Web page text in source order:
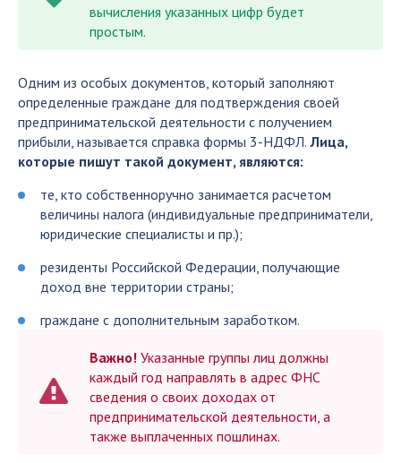
вычисления указанных цифр будет
простым.
Одним из особых документов, который заполняют
определенные граждане для подтверждения своей
предпринимательской деятельности с получением
прибыли, называется справка формы 3-НДФЛ. Лица,
которые пишут такой документ, являются:
те, кто собственноручно занимается расчетом
величины налога (индивидуальные предприниматели,
юридические специалисты и пр.);
резиденты Российской Федерации, получающие
доход вне территории страны;
граждане с дополнительным заработком.
Важно! Указанные группы лиц должны
каждый год направлять в адрес ФНС
сведения о своих доходах от
предпринимательской деятельности, а
также выплаченных пошлинах.